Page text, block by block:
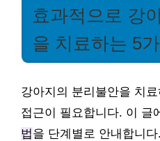
효과적으로 강
을 치료하는 5
강아지의 분리불안을 치
접근이 필요합니다. 이 글
법을 단계별로 안내합니다.